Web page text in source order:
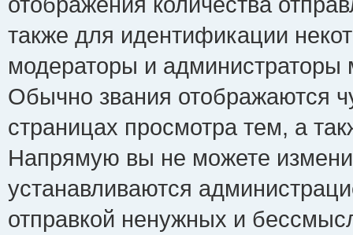
также для идентификации
модераторы и администраторы
Обычно звания отображаются
страницах просмотра тем, а
Напрямую вы не можете
устанавливаются
отправкой ненужных и